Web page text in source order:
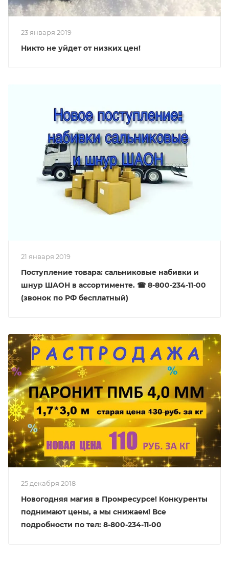
23 января 2019
Никто не уйдет от низких цен!
21 января 2019
Поступление товара: сальниковые набивки и
шнур ШАОН в ассортименте. ☎ 8-800-234-11-00
(звонок по РФ бесплатный)
25 декабря 2018
Новогодняя магия в Промресурсе! Конкуренты
поднимают цены, а мы снижаем! Все
подробности по тел: 8-800-234-11-00